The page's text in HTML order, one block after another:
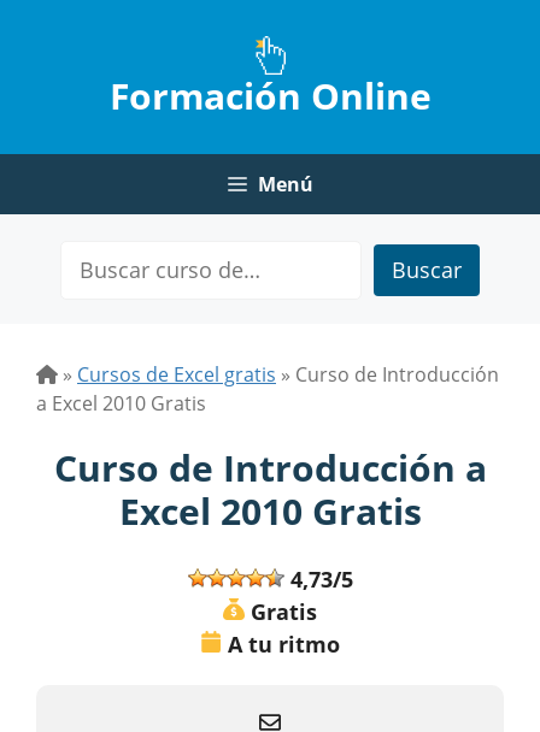
Formación Online
Menú
Buscar
» Cursos de Excel gratis » Curso de Introducción
a Excel 2010 Gratis
Curso de Introducción a
Excel 2010 Gratis
4,73/5
Gratis
A tu ritmo